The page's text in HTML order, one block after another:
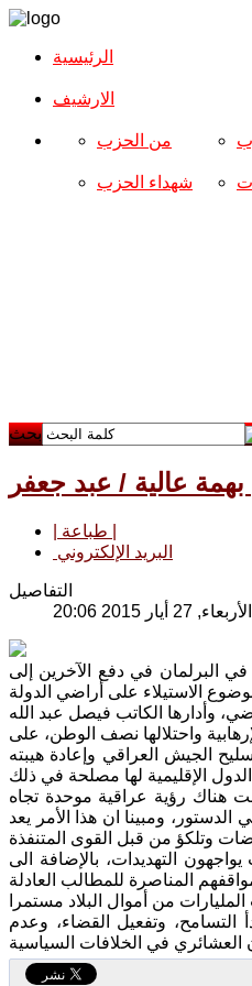
الرئيسية
الارشیف
من الحزب
شهداء الحزب
بحث
عالية / عبد جعفر
البريد الإلكتروني
التفاصيل
2015 20:06
في البرلمان في دفع الآخرين إلى
واحتلالها نصف الوطن، على
الجيش العراقي وإعادة هيبته
هناك رؤية عراقية موحدة تجاه
ومبينا ان هذا الأمر يعد
التهديدات، بالإضافة الى
وتفعيل القضاء، وعدم